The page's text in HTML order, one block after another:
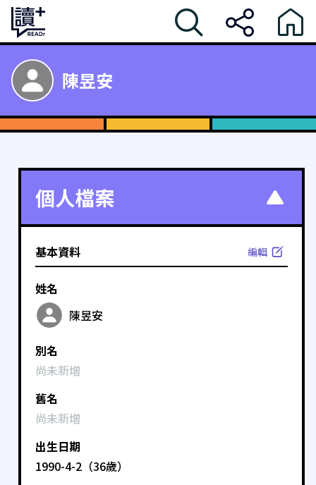
陳昱安
個人檔案
基本資料 編輯
姓名
陳昱安
別名
尚未新增
舊名
尚未新增
出生日期
1990-4-2（36歲）